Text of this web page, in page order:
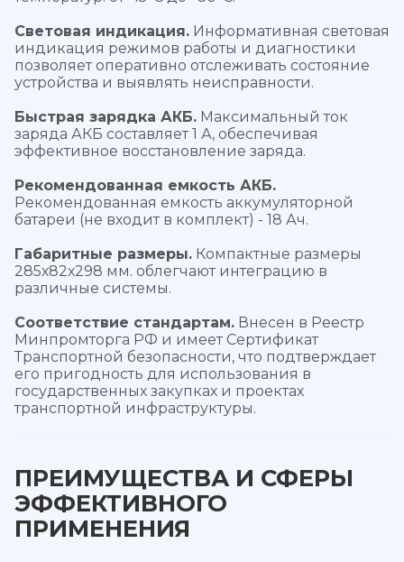
Световая индикация. Информативная световая
индикация режимов работы и диагностики
позволяет оперативно отслеживать состояние
устройства и выявлять неисправности.
Быстрая зарядка АКБ. Максимальный ток
заряда АКБ составляет 1 А, обеспечивая
эффективное восстановление заряда.
Рекомендованная емкость АКБ.
Рекомендованная емкость аккумуляторной
батареи (не входит в комплект) - 18 Ач.
Габаритные размеры. Компактные размеры
285х82х298 мм. облегчают интеграцию в
различные системы.
Соответствие стандартам. Внесен в Реестр
Минпромторга РФ и имеет Сертификат
Транспортной безопасности, что подтверждает
его пригодность для использования в
государственных закупках и проектах
транспортной инфраструктуры.
ПРЕИМУЩЕСТВА И СФЕРЫ
ЭФФЕКТИВНОГО
ПРИМЕНЕНИЯ